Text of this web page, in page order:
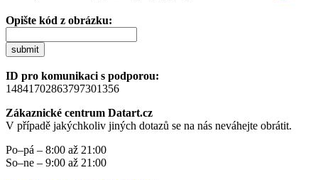
Opište kód z obrázku:
submit
ID pro komunikaci s podporou:
14841702863797301356
Zákaznické centrum Datart.cz
V případě jakýchkoliv jiných dotazů se na nás neváhejte obrátit.
Po–pá – 8:00 až 21:00
So–ne – 9:00 až 21:00